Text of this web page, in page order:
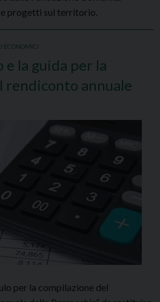
progetti sul territorio.
ECONOMICI
la guida per la
rendiconto annuale
per la compilazione del